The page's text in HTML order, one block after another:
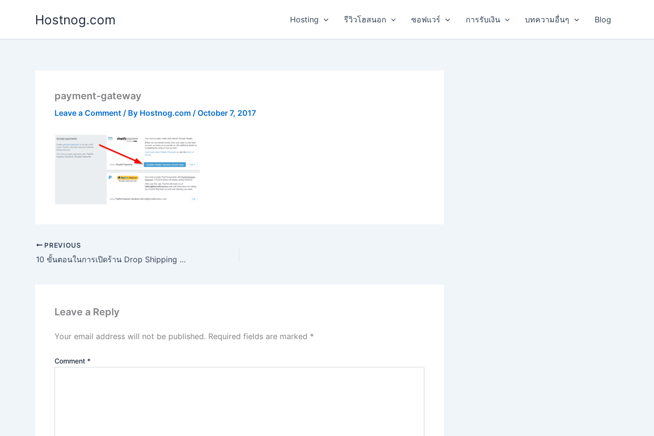
Hostnog.com Hosting รีวิวโฮสนอก ซอฟแวร์ การรับเงิน บทความอื่นๆ Blog
payment-gateway
Leave a Comment / By Hostnog.com / October 7, 2017
PREVIOUS
10 ขั้นตอนในการเปิดร้าน Drop Shipping กับ Shopify
Leave a Reply
Your email address will not be published. Required fields are marked *
Comment *